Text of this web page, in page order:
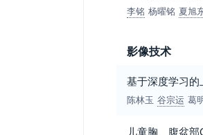
李铭 杨曜铭 夏旭
影像技术
基于深度学习
陈林玉 谷宗运 葛
儿童胸、腹盆